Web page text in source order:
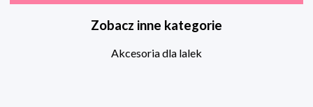
Zobacz inne kategorie
Akcesoria dla lalek